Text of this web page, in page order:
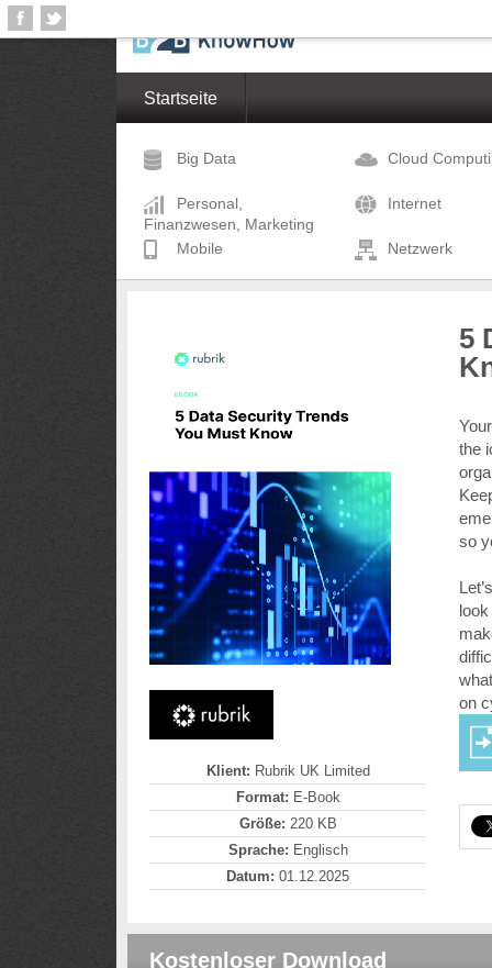
Startseite
Big Data Cloud
Personal,
Finanzwesen, Marketing
Internet
Mobile Netzwerk
Klient: Rubrik UK Limited
Format: E-Book
Größe: 220 KB
Sprache: Englisch
Datum: 01.12.2025
5
the
so
on
Kostenloser Download